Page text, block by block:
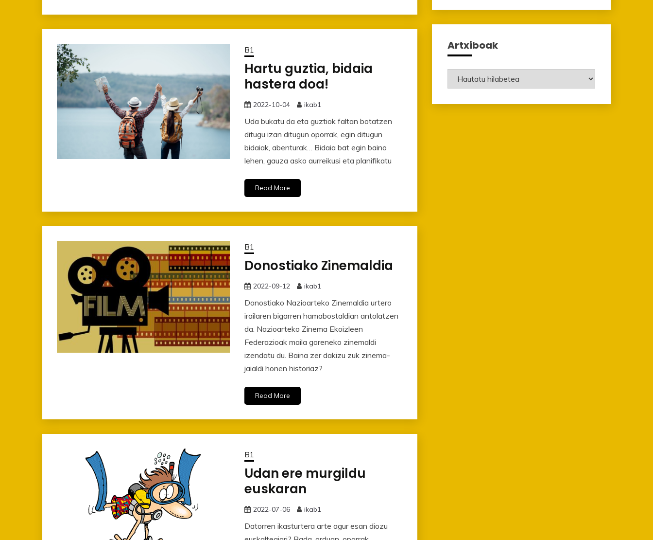
B1
Hartu guztia, bidaia
hastera doa!
2022-10-04 ikab1
Uda bukatu da eta guztiok faltan botatzen
ditugu izan ditugun oporrak, egin ditugun
bidaiak, abenturak… Bidaia bat egin baino
lehen, gauza asko aurreikusi eta planifikatu
Read More
B1
Donostiako Zinemaldia
2022-09-12 ikab1
Donostiako Nazioarteko Zinemaldia urtero
irailaren bigarren hamabostaldian antolatzen
da. Nazioarteko Zinema Ekoizleen
Federazioak maila goreneko zinemaldi
izendatu du. Baina zer dakizu zuk zinema-
jaialdi honen historiaz?
Read More
B1
Udan ere murgildu
euskaran
2022-07-06 ikab1
Datorren ikasturtera arte agur esan diozu
Artxiboak
Artxiboak